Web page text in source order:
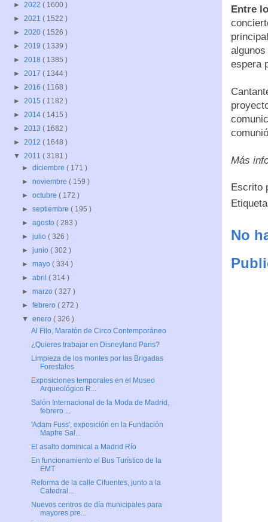
Entre
espera
Más
Escrito
No
► 2022 ( 1600 )
► 2021 ( 1522 )
► 2020 ( 1526 )
► 2019 ( 1339 )
► 2018 ( 1385 )
► 2017 ( 1344 )
► 2016 ( 1168 )
► 2015 ( 1182 )
► 2014 ( 1415 )
► 2013 ( 1682 )
► 2012 ( 1648 )
▼ 2011 ( 3181 )
►diciembre( 171 )
►noviembre( 159 )
►octubre( 172 )
►septiembre( 195 )
►agosto( 283 )
►julio( 326 )
►junio( 302 )
►mayo( 334 )
►abril( 314 )
►marzo( 327 )
►febrero( 272 )
▼enero( 326 )
Al Filo, Maratón de Circo Contemporáneo
¿Quieres trabajar en Disneyland Paris?
Limpieza de los montes por las Brigadas
Forestales
Exposiciones temporales en el Museo
Arqueológico R...
Salón Internacional de la Moda de Madrid,
febrero ...
'Adam Fuss', exposición en la Fundación
Mapfre Sal...
El asalto dominical a Madrid Río
En funcionamiento el Bus Turístico de la
EMT
Reforma de la calle Cifuentes, junto a la
Catedral...
Nuevos centros de día municipales para
mayores pre...